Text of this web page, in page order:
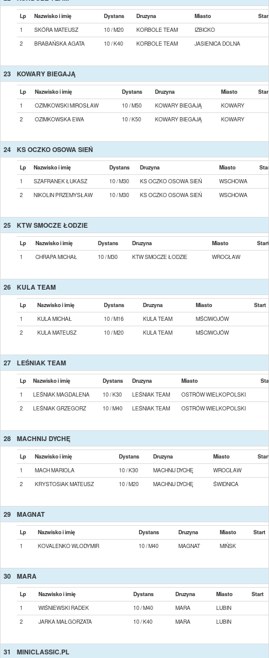
Lp Nazwisko i imię Dystans Druzyna Miasto
1
SKÓRA MATEUSZ 10 / M20 KORBOLE TEAM
IZBICKO
2
BRABAŃSKA AGATA 10 / K40 KORBOLE TEAM JASIENICA DOLNA
23 KOWARY BIEGAJĄ
Lp Nazwisko i imię Dystans Druzyna Miasto
1
OZIMKOWSKI MIROSŁAW 10 / M50 KOWARY BIEGAJĄ
KOWARY
2
OZIMKOWSKA EWA 10 / K50 KOWARY BIEGAJĄ KOWARY
24 KS OCZKO OSOWA SIEŃ
Lp Nazwisko i imię Dystans Druzyna Miasto
1
SZAFRANEK ŁUKASZ 10 / M30 KS OCZKO OSOWA SIEŃ
WSCHOWA
2
NIKOLIN PRZEMYSŁAW 10 / M30 KS OCZKO OSOWA SIEŃ WSCHOWA
25 KTW SMOCZE ŁODZIE
Lp Nazwisko i imię Dystans Druzyna Miasto
Start
1
CHRAPA MICHAŁ 10 / M30 KTW SMOCZE ŁODZIE WROCŁAW
26 KULA TEAM
Lp Nazwisko i imię Dystans Druzyna Miasto
Start
1
KULA MICHAŁ 10 / M16 KULA TEAM
MŚCIWOJÓW
2
KULA MATEUSZ 10 / M20 KULA TEAM MŚCIWOJÓW
27 LEŚNIAK TEAM
Lp Nazwisko i imię Dystans Druzyna Miasto
1
LEŚNIAK MAGDALENA 10 / K30 LEŚNIAK TEAM
OSTRÓW WIELKOPOLSKI
2
LEŚNIAK GRZEGORZ 10 / M40 LEŚNIAK TEAM OSTRÓW WIELKOPOLSKI
28 MACHNIJ DYCHĘ
Lp Nazwisko i imię Dystans Druzyna Miasto
Start
1
MACH MARIOLA 10 / K30 MACHNIJ DYCHĘ
WROCŁAW
2
KRYSTOSIAK MATEUSZ 10 / M20 MACHNIJ DYCHĘ ŚWIDNICA
29 MAGNAT
Lp Nazwisko i imię Dystans Druzyna Miasto
Start
1
KOVALENKO WLODYMIR 10 / M40 MAGNAT MIŃSK
30 MARA
Lp Nazwisko i imię Dystans Druzyna Miasto
Start
1
WIŚNIEWSKI RADEK 10 / M40 MARA
LUBIN
2
JARKA MAŁGORZATA 10 / K40 MARA LUBIN
31 MINICLASSIC.PL